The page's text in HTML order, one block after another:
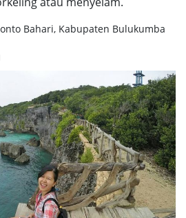
Bahari, Kabupaten Bulukumba